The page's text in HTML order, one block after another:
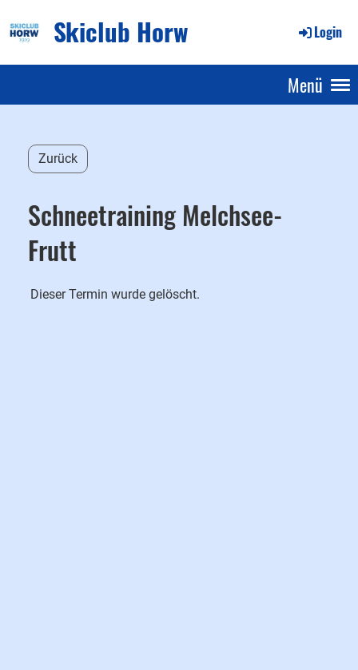
Skiclub Horw Login
Menü
Zurück
Schneetraining Melchsee-
Frutt
Dieser Termin wurde gelöscht.